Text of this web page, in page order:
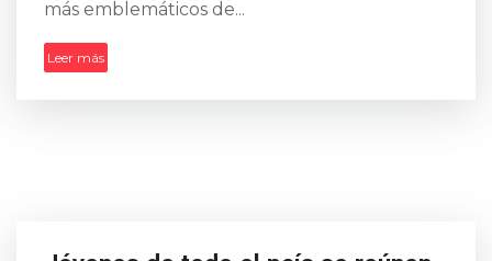
más emblemáticos de...
Leer más